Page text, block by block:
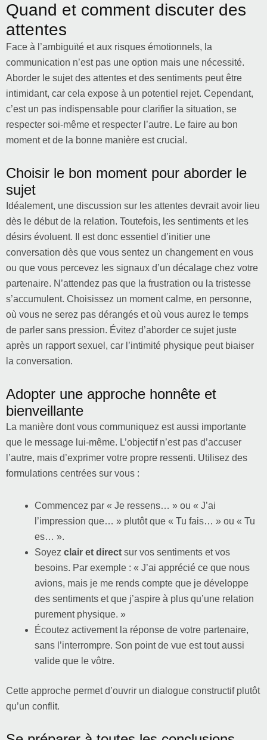
Quand et comment discuter des
attentes
Face à l’ambiguïté et aux risques émotionnels, la
communication n’est pas une option mais une nécessité.
Aborder le sujet des attentes et des sentiments peut être
intimidant, car cela expose à un potentiel rejet. Cependant,
c’est un pas indispensable pour clarifier la situation, se
respecter soi-même et respecter l’autre. Le faire au bon
moment et de la bonne manière est crucial.
Choisir le bon moment pour aborder le
sujet
Idéalement, une discussion sur les attentes devrait avoir lieu
dès le début de la relation. Toutefois, les sentiments et les
désirs évoluent. Il est donc essentiel d’initier une
conversation dès que vous sentez un changement en vous
ou que vous percevez les signaux d’un décalage chez votre
partenaire. N’attendez pas que la frustration ou la tristesse
s’accumulent. Choisissez un moment calme, en personne,
où vous ne serez pas dérangés et où vous aurez le temps
de parler sans pression. Évitez d’aborder ce sujet juste
après un rapport sexuel, car l’intimité physique peut biaiser
la conversation.
Adopter une approche honnête et
bienveillante
La manière dont vous communiquez est aussi importante
que le message lui-même. L’objectif n’est pas d’accuser
l’autre, mais d’exprimer votre propre ressenti. Utilisez des
formulations centrées sur vous :
Commencez par « Je ressens… » ou « J’ai
l’impression que… » plutôt que « Tu fais… » ou « Tu
es… ».
Soyez clair et direct sur vos sentiments et vos
besoins. Par exemple : « J’ai apprécié ce que nous
avions, mais je me rends compte que je développe
des sentiments et que j’aspire à plus qu’une relation
purement physique. »
Écoutez activement la réponse de votre partenaire,
sans l’interrompre. Son point de vue est tout aussi
valide que le vôtre.
Cette approche permet d’ouvrir un dialogue constructif plutôt
qu’un conflit.